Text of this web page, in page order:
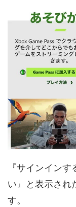
『サインイン
い』と表示され
す。